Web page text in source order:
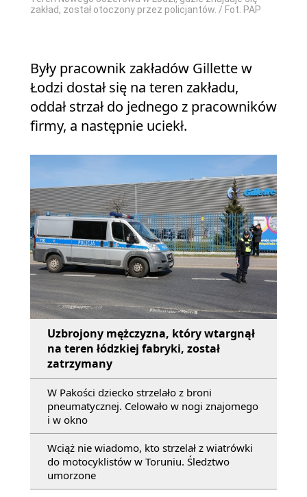
zakład, został otoczony przez policjantów. / Fot. PAP
Były pracownik zakładów Gillette w
Łodzi dostał się na teren zakładu,
oddał strzał do jednego z pracowników
firmy, a następnie uciekł.
Uzbrojony mężczyzna, który wtargnął
na teren łódzkiej fabryki, został
zatrzymany
W Pakości dziecko strzelało z broni
pneumatycznej. Celowało w nogi znajomego
i w okno
Wciąż nie wiadomo, kto strzelał z wiatrówki
do motocyklistów w Toruniu. Śledztwo
umorzone